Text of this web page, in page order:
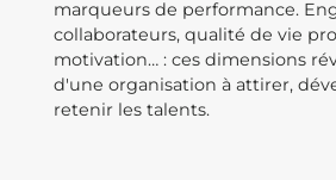
marqueurs de performance.
collaborateurs, qualité de vie
motivation… : ces dimensions
d'une organisation à attirer,
retenir les talents.